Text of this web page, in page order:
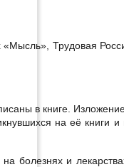
Трудовая
в книге.
на её книги
болезнях и